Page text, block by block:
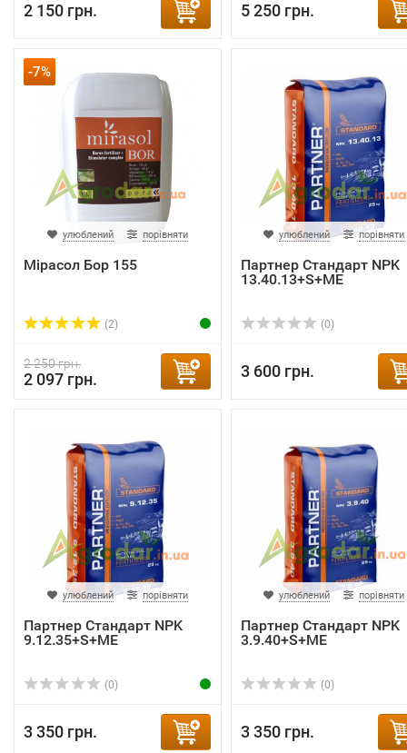
2 150 грн. 5 250 грн.
-7%
улюблений порівняти
Мірасол Бор 155
(2)
2 250 грн.
2 097 грн.
улюблений порівняти
Партнер Стандарт NPK
13.40.13+S+ME
(0)
3 600 грн.
улюблений порівняти
Партнер Стандарт NPK
9.12.35+S+ME
(0)
3 350 грн.
улюблений порівняти
Партнер Стандарт NPK
3.9.40+S+ME
(0)
3 350 грн.